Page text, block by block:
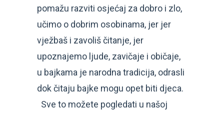
pomažu razviti osjećaj za dobro i zlo,
učimo o dobrim osobinama, jer jer
vježbaš i zavoliš čitanje, jer
upoznajemo ljude, zavičaje i običaje,
u bajkama je narodna tradicija, odrasli
dok čitaju bajke mogu opet biti djeca.
Sve to možete pogledati u našoj